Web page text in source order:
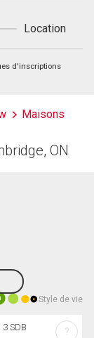
Location
d'inscriptions
Maisons
ON
Style de vie
3 SDB ?